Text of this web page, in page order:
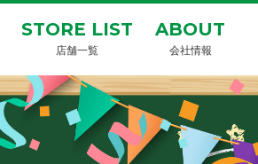
STORE LIST
店舗一覧
ABOUT
会社情報